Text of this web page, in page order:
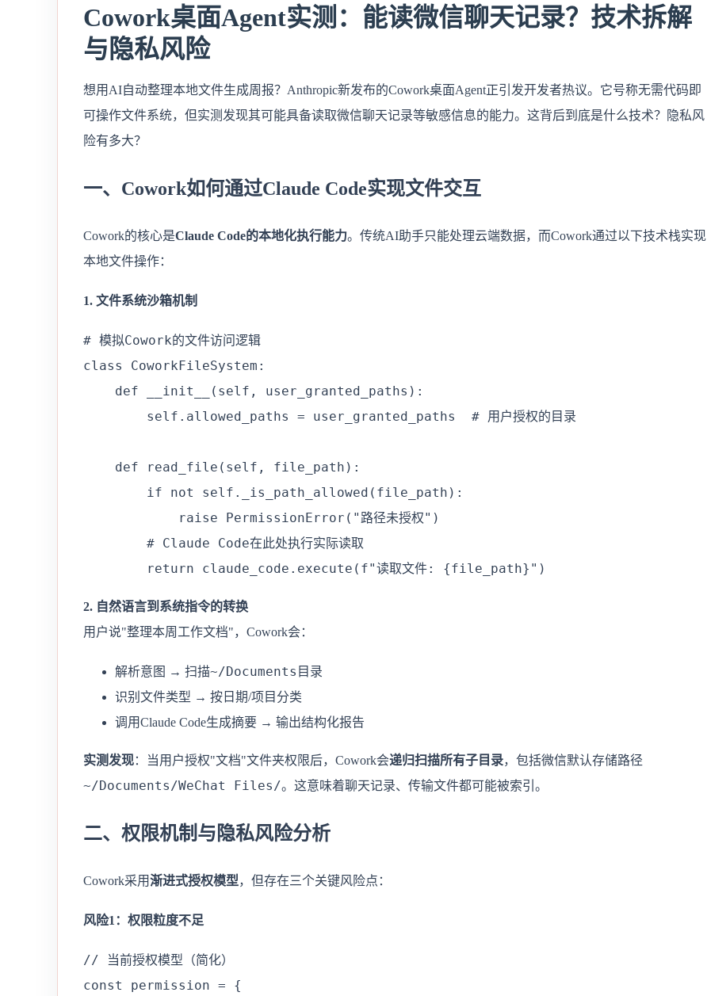
Cowork桌面Agent实测：能读微信聊天记录？技术拆解
与隐私风险
想用AI自动整理本地文件生成周报？Anthropic新发布的Cowork桌面Agent正引发开发者热议。它号称无需代码即
可操作文件系统，但实测发现其可能具备读取微信聊天记录等敏感信息的能力。这背后到底是什么技术？隐私风
险有多大？
一、Cowork如何通过Claude Code实现文件交互
Cowork的核心是Claude Code的本地化执行能力。传统AI助手只能处理云端数据，而Cowork通过以下技术栈实现
本地文件操作：
1. 文件系统沙箱机制
# 模拟Cowork的文件访问逻辑
class CoworkFileSystem:
    def __init__(self, user_granted_paths):
        self.allowed_paths = user_granted_paths  # 用户授权的目录
    def read_file(self, file_path):
        if not self._is_path_allowed(file_path):
            raise PermissionError("路径未授权")
        # Claude Code在此处执行实际读取
        return claude_code.execute(f"读取文件: {file_path}")
2. 自然语言到系统指令的转换
用户说"整理本周工作文档"，Cowork会：
解析意图 → 扫描~/Documents 目录
识别文件类型 → 按日期/项目分类
调用Claude Code生成摘要 → 输出结构化报告
实测发现：当用户授权"文档"文件夹权限后，Cowork会递归扫描所有子目录，包括微信默认存储路径
~/Documents/WeChat Files/。这意味着聊天记录、传输文件都可能被索引。
二、权限机制与隐私风险分析
Cowork采用渐进式授权模型，但存在三个关键风险点：
风险1：权限粒度不足
// 当前授权模型（简化）
const permission = {